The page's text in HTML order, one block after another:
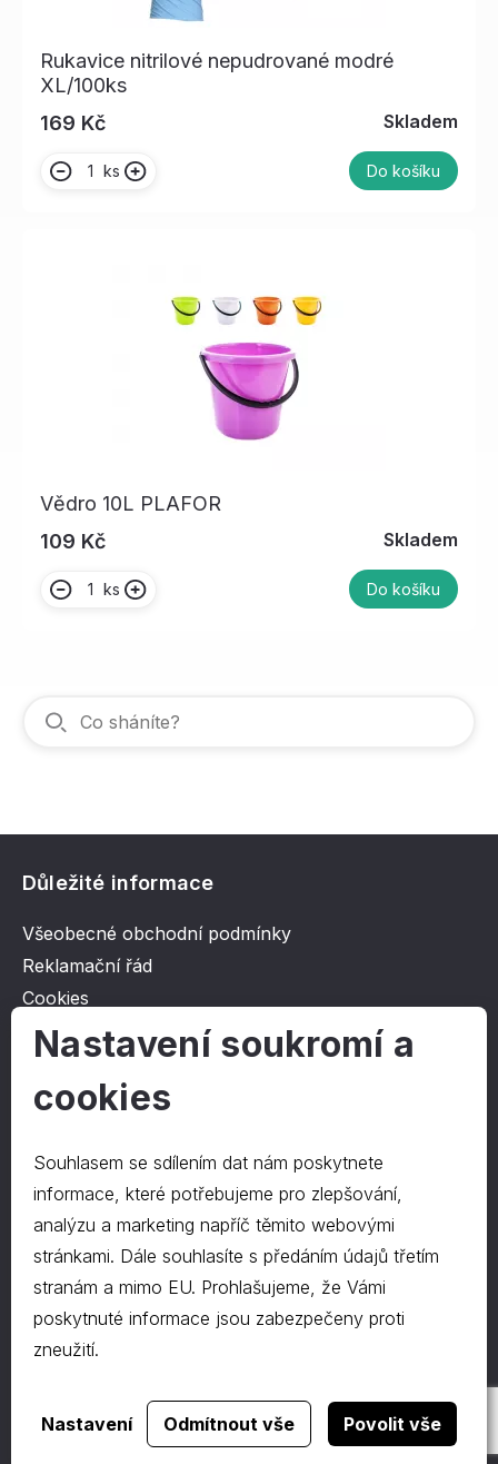
Rukavice nitrilové nepudrované modré
XL/100ks
169 Kč
Skladem
ks Do košíku
Vědro 10L PLAFOR
109 Kč
Skladem
ks Do košíku
Důležité informace
Všeobecné obchodní podmínky
Reklamační řád
Cookies
Ochrana osobních údajů
O společnosti
Kontakt
O nás
Kontakty
577 222 666
©2024 PD-HRAPA s.r.o.
Realizace webudgstudio.
Nastavení soukromí a
cookies
Souhlasem se sdílením dat nám poskytnete
informace, které potřebujeme pro zlepšování,
analýzu a marketing napříč těmito webovými
stránkami. Dále souhlasíte s předáním údajů třetím
stranám a mimo EU. Prohlašujeme, že Vámi
poskytnuté informace jsou zabezpečeny proti
zneužití.
Nastavení Odmítnout vše Povolit vše